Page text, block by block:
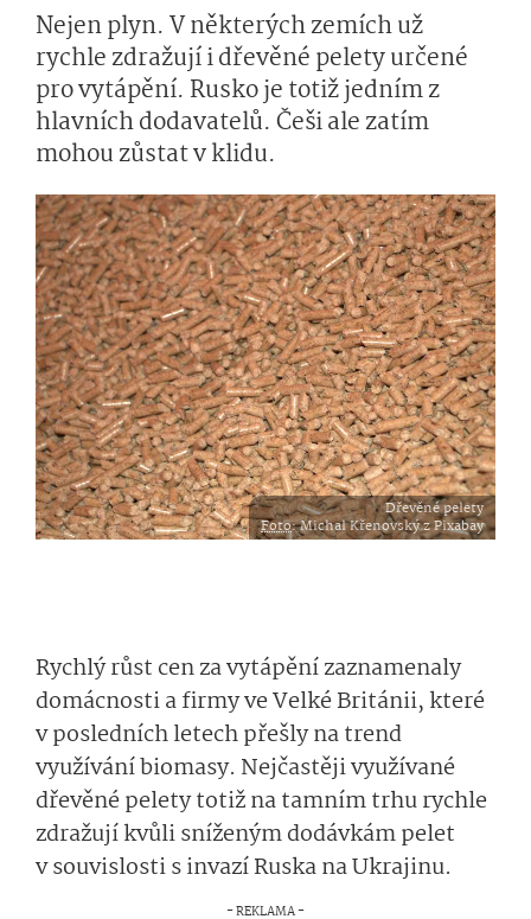
Nejen plyn. V některých zemích už
rychle zdražují i dřevěné pelety určené
pro vytápění. Rusko je totiž jedním z
hlavních dodavatelů. Češi ale zatím
mohou zůstat v klidu.
Dřevěné pelety
Foto: Michal Křenovský z Pixabay
Rychlý růst cen za vytápění zaznamenaly
domácnosti a firmy ve Velké Británii, které
v posledních letech přešly na trend
využívání biomasy. Nejčastěji využívané
dřevěné pelety totiž na tamním trhu rychle
zdražují kvůli sníženým dodávkám pelet
v souvislosti s invazí Ruska na Ukrajinu.